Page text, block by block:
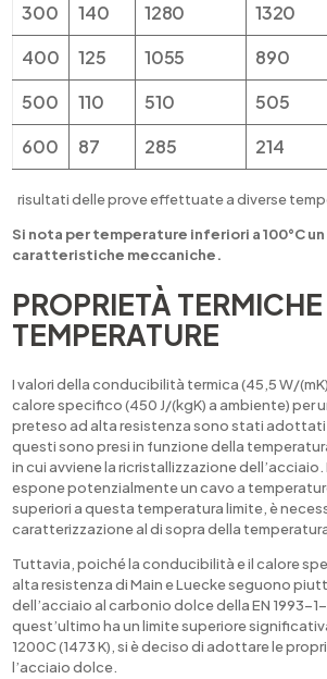
300
140 1280 1320
400
125 1055 890
500
110 510 505
600
87 285 214
risultati delle prove effettuate a diverse
Si nota per temperature inferiori a 100°C
caratteristiche meccaniche.
PROPRIETÀ
TEMPERATURE
I valori della conducibilità termica (45,5 W/
calore specifico (450 J/(kgK) a ambiente) per
preteso ad alta resistenza sono stati adottati
questi sono presi in funzione della
in cui avviene la ricristallizzazione
espone potenzialmente un cavo a
superiori a questa temperatura limite, è
caratterizzazione al di sopra della
Tuttavia, poiché la conducibilità e il calore
alta resistenza di Main e Luecke seguono
dell’acciaio al carbonio dolce della EN 1993-
quest’ultimo ha un limite superiore
1200C (1473 K), si è deciso di adottare le
l’acciaio dolce.